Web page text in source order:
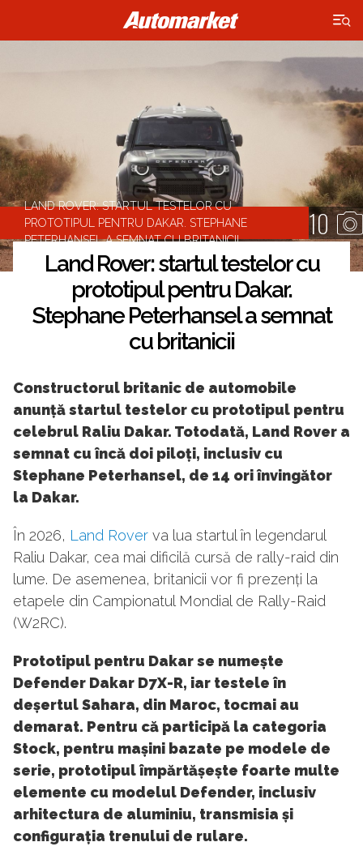
×
LAND ROVER: STARTUL TESTELOR CU
PROTOTIPUL PENTRU DAKAR. STEPHANE
PETERHANSEL A SEMNAT CU BRITANICII
10
Land Rover: startul testelor cu
prototipul pentru Dakar.
Stephane Peterhansel a semnat
cu britanicii
Constructorul britanic de automobile
anunță startul testelor cu prototipul pentru
celebrul Raliu Dakar. Totodată, Land Rover a
semnat cu încă doi piloți, inclusiv cu
Stephane Peterhansel, de 14 ori învingător
la Dakar.
În 2026, Land Rover va lua startul în legendarul
Raliu Dakar, cea mai dificilă cursă de rally-raid din
lume. De asemenea, britanicii vor fi prezenți la
etapele din Campionatul Mondial de Rally-Raid
(W2RC).
Prototipul pentru Dakar se numește
Defender Dakar D7X-R, iar testele în
deșertul Sahara, din Maroc, tocmai au
demarat. Pentru că participă la categoria
Stock, pentru mașini bazate pe modele de
serie, prototipul împărtășește foarte multe
elemente cu modelul Defender, inclusiv
arhitectura de aluminiu, transmisia și
configurația trenului de rulare.